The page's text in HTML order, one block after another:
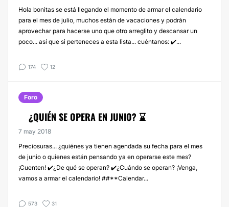
Hola bonitas se está llegando el momento de armar el calendario
para el mes de julio, muchos están de vacaciones y podrán
aprovechar para hacerse uno que otro arreglito y descansar un
poco... así que si perteneces a esta lista... cuéntanos: ✔️...
174 12
Foro
¿QUIÉN SE OPERA EN JUNIO? ⌛
7 may 2018
Preciosuras... ¿quiénes ya tienen agendada su fecha para el mes
de junio o quienes están pensando ya en operarse este mes?
¡Cuenten! ✔️¿De qué se operan? ✔️¿Cuándo se operan? ¡Venga,
vamos a armar el calendario! ##**Calendar...
573 31